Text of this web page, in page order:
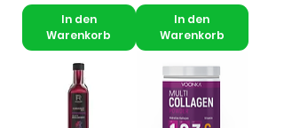
In den
Warenkorb
In den
Warenkorb